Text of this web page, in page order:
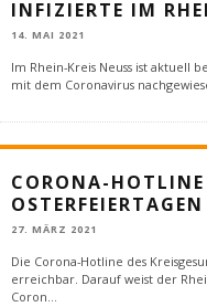
INFIZIERTE IM
14. MAI 2021
Im Rhein-Kreis Neuss ist aktuell
mit dem Coronavirus
CORONA-
27. MÄRZ 2021
Die Corona-Hotline des
erreichbar. Darauf weist der
Coron...